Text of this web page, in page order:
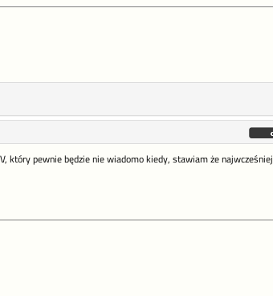
który pewnie będzie nie wiadomo kiedy, stawiam że najwcześniej